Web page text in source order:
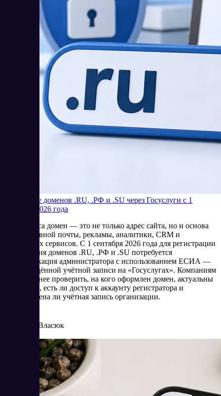
Продление доменов .RU, .РФ и .SU через Госуслуги с 1
сентября 2026 года
Для бизнеса домен — это не только адрес сайта, но и основа
корпоративной почты, рекламы, аналитики, CRM и
клиентских сервисов. С 1 сентября 2026 года для регистрации
и продления доменов .RU, .РФ и .SU потребуется
идентификация администратора с использованием ЕСИА —
подтверждённой учётной записи на «Госуслугах». Компаниям
стоит заранее проверить, на кого оформлен домен, актуальны
ли данные, есть ли доступ к аккаунту регистратора и
подготовлена ли учётная запись организации.
Елена Власюк